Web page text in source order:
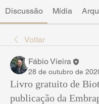
Discussão Mídia
Voltar
Fábio Vieira
28 de outubro de
Livro gratuito de
publicação da